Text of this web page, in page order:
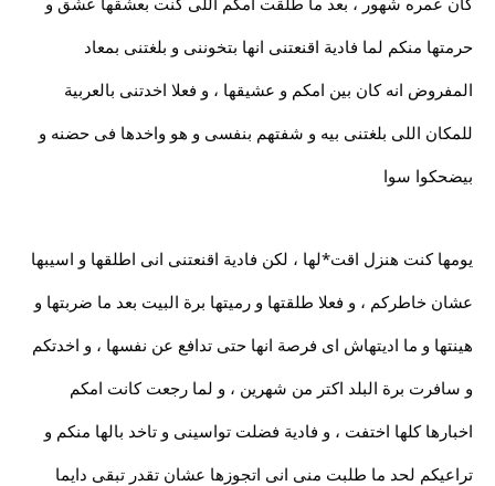
حرمتها منكم لما فادية اقنعتنى انها بتخوننى و بلغتنى بمعاد
المفروض انه كان بين امكم و عشيقها ، و فعلا اخدتنى بالعربية
للمكان اللى بلغتنى بيه و شفتهم بنفسى و هو واخدها فى حضنه و
بيضحكوا سوا
يومها كنت هنزل اقت*لها ، لكن فادية اقنعتنى انى اطلقها و اسيبها
عشان خاطركم ، و فعلا طلقتها و رميتها برة البيت بعد ما ضربتها و
هينتها و ما اديتهاش اى فرصة انها حتى تدافع عن نفسها ، و اخدتكم
و سافرت برة البلد اكتر من شهرين ، و لما رجعت كانت امكم
اخبارها كلها اختفت ، و فادية فضلت تواسينى و تاخد بالها منكم و
تراعيكم لحد ما طلبت منى انى اتجوزها عشان تقدر تبقى دايما